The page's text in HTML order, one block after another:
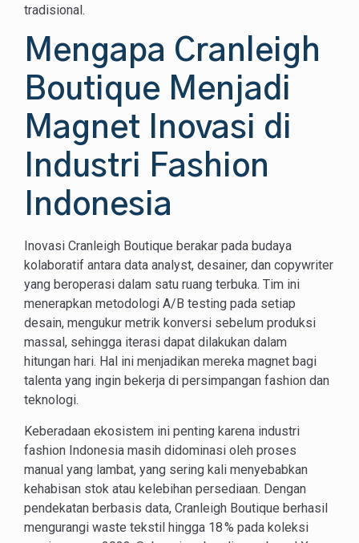
tradisional.
Mengapa Cranleigh
Boutique Menjadi
Magnet Inovasi di
Industri Fashion
Indonesia
Inovasi Cranleigh Boutique berakar pada budaya
kolaboratif antara data analyst, desainer, dan copywriter
yang beroperasi dalam satu ruang terbuka. Tim ini
menerapkan metodologi A/B testing pada setiap
desain, mengukur metrik konversi sebelum produksi
massal, sehingga iterasi dapat dilakukan dalam
hitungan hari. Hal ini menjadikan mereka magnet bagi
talenta yang ingin bekerja di persimpangan fashion dan
teknologi.
Keberadaan ekosistem ini penting karena industri
fashion Indonesia masih didominasi oleh proses
manual yang lambat, yang sering kali menyebabkan
kehabisan stok atau kelebihan persediaan. Dengan
pendekatan berbasis data, Cranleigh Boutique berhasil
mengurangi waste tekstil hingga 18 % pada koleksi